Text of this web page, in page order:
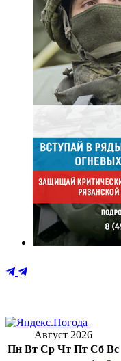
Август 2026
Пн Вт Ср Чт Пт Сб Вс